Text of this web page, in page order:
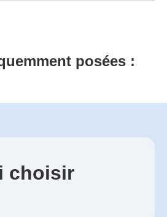
posées :
choisir